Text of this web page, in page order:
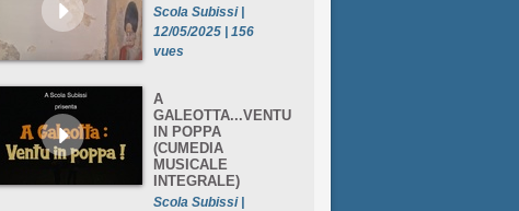
Scola Subissi |
12/05/2025 | 156
vues
A
GALEOTTA...VENTU
IN POPPA
(CUMEDIA
MUSICALE
INTEGRALE)
Scola Subissi |